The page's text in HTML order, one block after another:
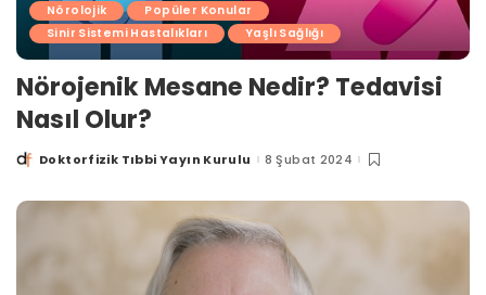
Nörolojik
Popüler Konular
Sinir Sistemi Hastalıkları
Yaşlı Sağlığı
Nörojenik Mesane Nedir? Tedavisi
Nasıl Olur?
PostedDoktorfizik Tıbbi Yayın Kurulu 8 Şubat 2024